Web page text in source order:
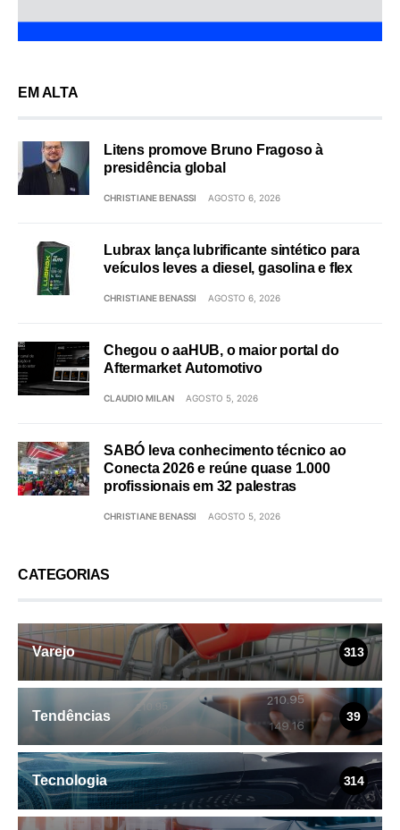
EM ALTA
Litens promove Bruno Fragoso à
presidência global
CHRISTIANE BENASSI AGOSTO 6, 2026
Lubrax lança lubrificante sintético para
veículos leves a diesel, gasolina e flex
CHRISTIANE BENASSI AGOSTO 6, 2026
Chegou o aaHUB, o maior portal do
Aftermarket Automotivo
CLAUDIO MILAN AGOSTO 5, 2026
SABÓ leva conhecimento técnico ao
Conecta 2026 e reúne quase 1.000
profissionais em 32 palestras
CHRISTIANE BENASSI AGOSTO 5, 2026
CATEGORIAS
Varejo 313
Tendências 39
Tecnologia 314